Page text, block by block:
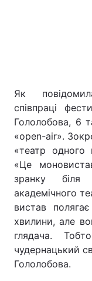
Як
співпраці
Гололобова, 6
«open-air».
«театр одного
«Це
зранку біля
академічного
вистав
хвилини, але
глядача.
чудернацький
Гололобова.